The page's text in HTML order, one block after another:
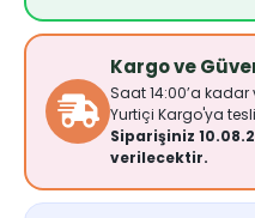
Kargo ve
Saat 14:00’a kadar
Yurtiçi Kargo'ya
Siparişiniz
verilecektir.